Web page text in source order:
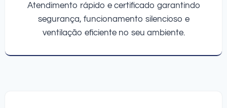
Atendimento rápido e certificado garantindo
segurança, funcionamento silencioso e
ventilação eficiente no seu ambiente.